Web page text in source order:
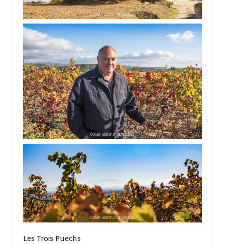
Les Trois Puechs